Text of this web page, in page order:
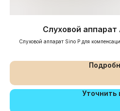
Cлуховой аппарат
Слуховой аппарат Sino P для
Уточнить